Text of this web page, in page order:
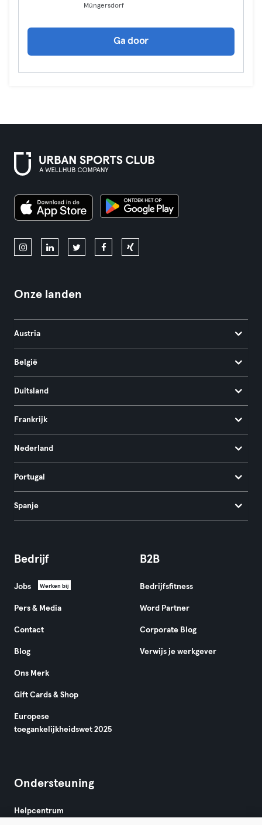
Müngersdorf
Ga door
Onze landen
Austria
België
Duitsland
Frankrijk
Nederland
Portugal
Spanje
Bedrijf
Jobs Werken bij
Pers & Media
Contact
Blog
Ons Merk
Gift Cards & Shop
Europese
toegankelijkheidswet 2025
B2B
Bedrijfsfitness
Word Partner
Corporate Blog
Verwijs je werkgever
Ondersteuning
Helpcentrum